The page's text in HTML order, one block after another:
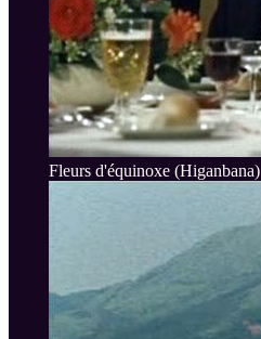
Fleurs d'équinoxe (Higanbana)